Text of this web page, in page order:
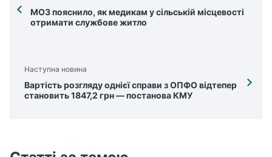
МОЗ пояснило, як медикам у сільській місцевості
отримати службове житло
Наступна новина
Вартість розгляду однієї справи з ОПФО відтепер
становить 1847,2 грн — постанова КМУ